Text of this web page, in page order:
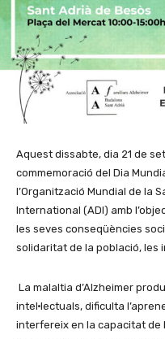
Aquest dissabte, dia 21 de
commemoració del Dia
l’Organització Mundial de la
International (ADI) amb
les seves conseqüències
solidaritat de la població, les
La malaltia d’Alzheimer
intel·lectuals, dificulta
interfereix en la capacitat de